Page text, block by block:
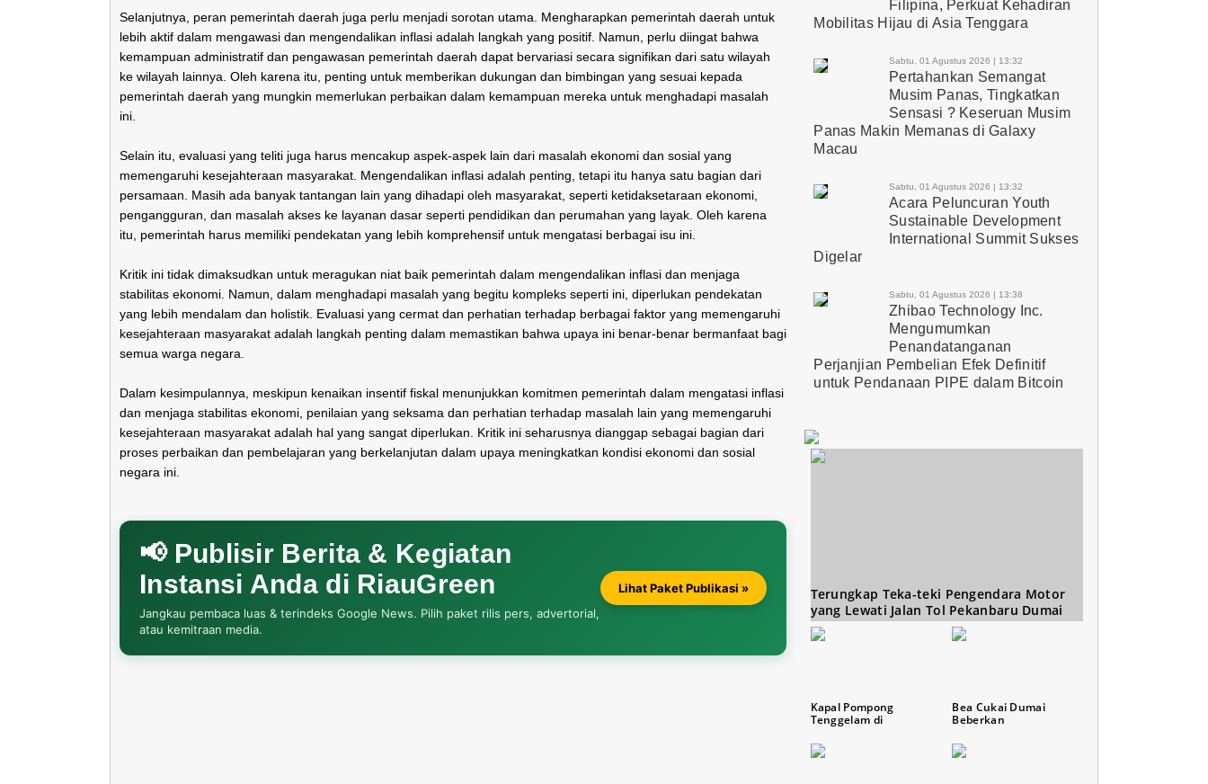
Selanjutnya, peran pemerintah daerah juga perlu menjadi sorotan utama. Mengharapkan pemerintah daerah untuk
lebih aktif dalam mengawasi dan mengendalikan inflasi adalah langkah yang positif. Namun, perlu diingat bahwa
kemampuan administratif dan pengawasan pemerintah daerah dapat bervariasi secara signifikan dari satu wilayah
ke wilayah lainnya. Oleh karena itu, penting untuk memberikan dukungan dan bimbingan yang sesuai kepada
pemerintah daerah yang mungkin memerlukan perbaikan dalam kemampuan mereka untuk menghadapi masalah
ini.
Selain itu, evaluasi yang teliti juga harus mencakup aspek-aspek lain dari masalah ekonomi dan sosial yang
memengaruhi kesejahteraan masyarakat. Mengendalikan inflasi adalah penting, tetapi itu hanya satu bagian dari
persamaan. Masih ada banyak tantangan lain yang dihadapi oleh masyarakat, seperti ketidaksetaraan ekonomi,
pengangguran, dan masalah akses ke layanan dasar seperti pendidikan dan perumahan yang layak. Oleh karena
itu, pemerintah harus memiliki pendekatan yang lebih komprehensif untuk mengatasi berbagai isu ini.
Kritik ini tidak dimaksudkan untuk meragukan niat baik pemerintah dalam mengendalikan inflasi dan menjaga
stabilitas ekonomi. Namun, dalam menghadapi masalah yang begitu kompleks seperti ini, diperlukan pendekatan
yang lebih mendalam dan holistik. Evaluasi yang cermat dan perhatian terhadap berbagai faktor yang memengaruhi
kesejahteraan masyarakat adalah langkah penting dalam memastikan bahwa upaya ini benar-benar bermanfaat bagi
semua warga negara.
Dalam kesimpulannya, meskipun kenaikan insentif fiskal menunjukkan komitmen pemerintah dalam mengatasi inflasi
dan menjaga stabilitas ekonomi, penilaian yang seksama dan perhatian terhadap masalah lain yang memengaruhi
kesejahteraan masyarakat adalah hal yang sangat diperlukan. Kritik ini seharusnya dianggap sebagai bagian dari
proses perbaikan dan pembelajaran yang berkelanjutan dalam upaya meningkatkan kondisi ekonomi dan sosial
negara ini.
📢 Publisir Berita & Kegiatan
Instansi Anda di RiauGreen
Jangkau pembaca luas & terindeks Google News. Pilih paket rilis pers, advertorial,
atau kemitraan media.
Lihat Paket Publikasi »
Filipina, Perkuat Kehadiran
Mobilitas Hijau di Asia Tenggara
Sabtu, 01 Agustus 2026 | 13:32
Pertahankan Semangat
Musim Panas, Tingkatkan
Sensasi ? Keseruan Musim
Panas Makin Memanas di Galaxy
Macau
Sabtu, 01 Agustus 2026 | 13:32
Acara Peluncuran Youth
Sustainable Development
International Summit Sukses
Digelar
Sabtu, 01 Agustus 2026 | 13:38
Zhibao Technology Inc.
Mengumumkan
Penandatanganan
Perjanjian Pembelian Efek Definitif
untuk Pendanaan PIPE dalam Bitcoin
Terungkap Teka-teki Pengendara Motor
yang Lewati Jalan Tol Pekanbaru Dumai
Kapal Pompong
Tenggelam di
Bea Cukai Dumai
Beberkan